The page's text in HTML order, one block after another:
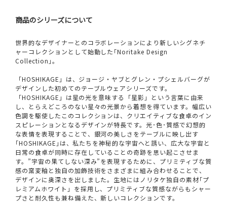
商品のシリーズについて
世界的なデザイナーとのコラボレーションにより新しいシグネチ
ャーコレクションとして始動した｢Noritake Design
Collection｣。
「HOSHIKAGE」は、ジョージ・ヤブとグレン・プシェルバーグが
デザインした初めてのテーブルウェアシリーズです。
「HOSHIKAGE」は星の光を意味する「星影」という言葉に由来
し、とらえどころのない星々の光景から着想を得ています。幅広い
色調を駆使したこのコレクションは、クリエイティブな食卓のイン
スピレーションとなるデザインが特長です。光･色･質感で幻想的
な表情を表現することで、銀河の美しさをテーブルに映し出す
｢HOSHIKAGE｣は、私たちを神秘的な宇宙へと誘い、広大な宇宙と
日常の食卓が同時に存在していることの奇跡を思い起こさせま
す。”宇宙の果てしない深み”を表現するために、プリミティブな質
感の窯変釉と独自の加飾技術をさまざまに組み合わせることで、
デザインに奥深さを出しました。生地にはノリタケ独自の素材｢プ
レミアムホワイト」を採用し、プリミティブな質感ながらもシャー
プさと耐久性も兼ね備えた、新しいコレクションです。